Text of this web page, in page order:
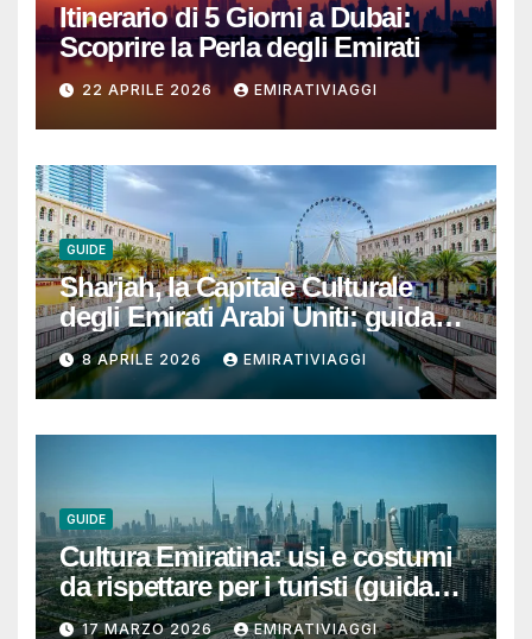
Itinerario di 5 Giorni a Dubai:
Scoprire la Perla degli Emirati
22 APRILE 2026 EMIRATIVIAGGI
GUIDE
Sharjah, la Capitale Culturale
degli Emirati Arabi Uniti: guida
per un viaggio autentico, ben
organizzato e senza sorprese
8 APRILE 2026 EMIRATIVIAGGI
GUIDE
Cultura Emiratina: usi e costumi
da rispettare per i turisti (guida
completa e pratica)
17 MARZO 2026 EMIRATIVIAGGI